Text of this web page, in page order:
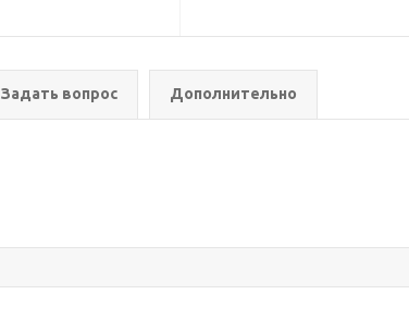
Задать вопрос Дополнительно